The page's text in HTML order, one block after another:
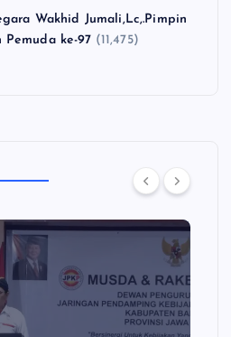
Wakhid Jumali,Lc,.Pimpin
Pemuda ke-97 (11,475)